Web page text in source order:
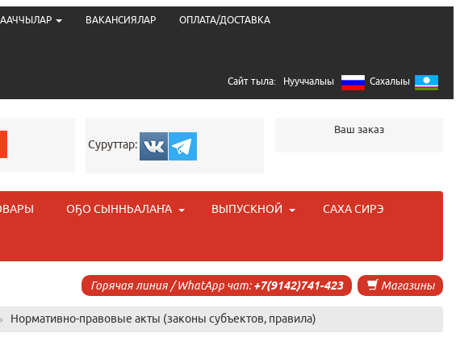
ВАКАНСИЯЛАР ОПЛАТА/ДОСТАВКА
Сайт тыла: Нууччалыы Сахалыы
Суруттар:
Ваш заказ
ОҔО СЫННЬАЛАҤА ВЫПУСКНОЙ САХА СИРЭ
Магазины
Горячая линия / WhatApp чат:+7(9142)741-423
Нормативно-правовые акты (законы субъектов, правила)